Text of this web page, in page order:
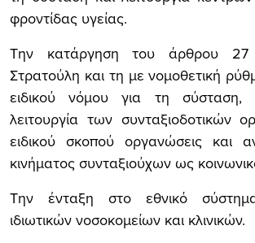
φροντίδας υγείας.
Την κατάργηση του άρθρου
Στρατούλη και τη με νομοθετική
ειδικού νόμου για τη σύσταση,
λειτουργία των συνταξιοδοτικών
ειδικού σκοπού οργανώσεις και
κινήματος συνταξιούχων ως
Την ένταξη στο εθνικό
ιδιωτικών νοσοκομείων και κλινικών.